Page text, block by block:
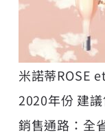
米諾蒂ROSE
2020年份 建
銷售通路：全